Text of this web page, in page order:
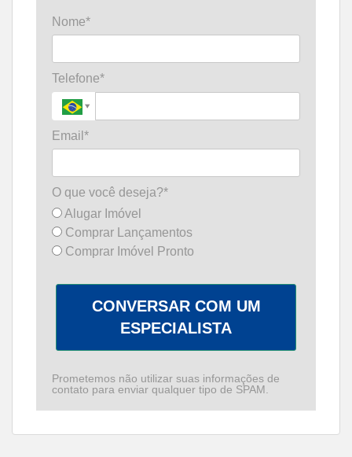
Nome*
Telefone*
Email*
O que você deseja?*
Alugar Imóvel
Comprar Lançamentos
Comprar Imóvel Pronto
CONVERSAR COM UM
ESPECIALISTA
Prometemos não utilizar suas informações de
contato para enviar qualquer tipo de SPAM.